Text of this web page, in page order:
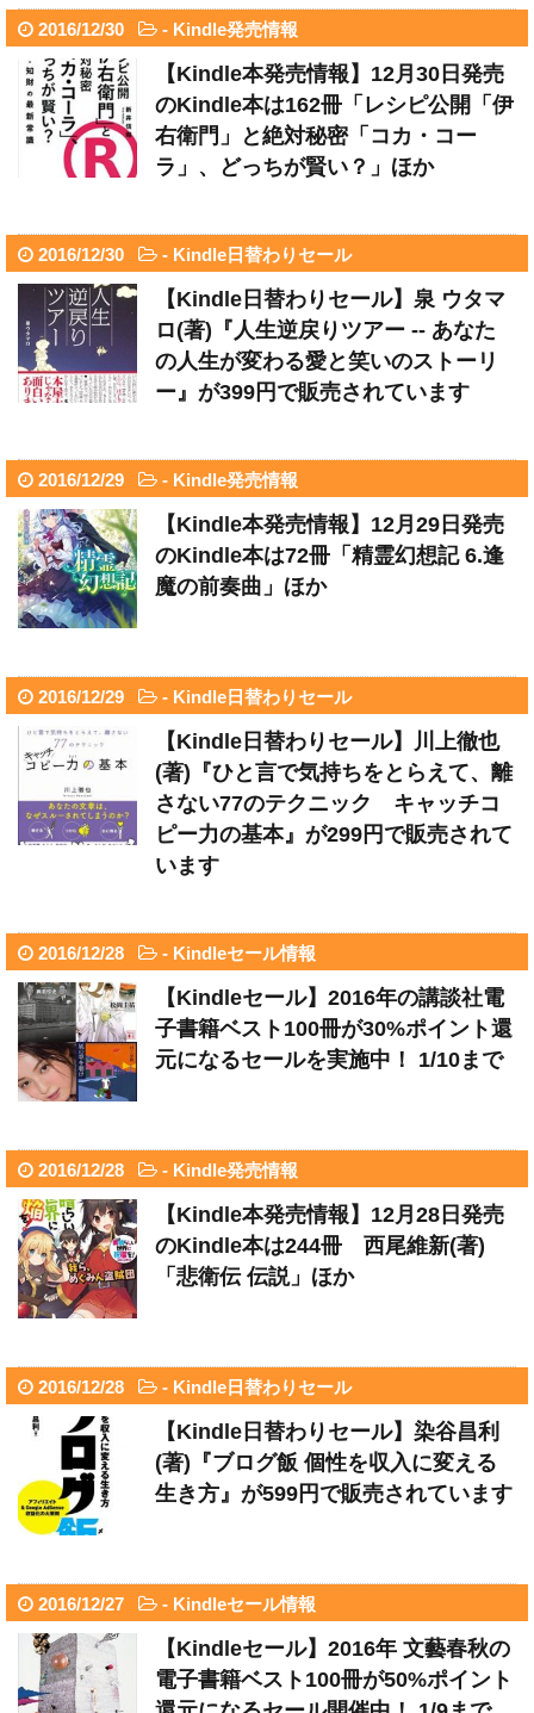
2016/12/30 - Kindle発売情報
【Kindle本発売情報】12月30日発売
のKindle本は162冊「レシピ公開「伊
右衛門」と絶対秘密「コカ・コー
ラ」、どっちが賢い？」ほか
2016/12/30 - Kindle日替わりセール
【Kindle日替わりセール】泉 ウタマ
ロ(著)『人生逆戻りツアー -- あなた
の人生が変わる愛と笑いのストーリ
ー』が399円で販売されています
2016/12/29 - Kindle発売情報
【Kindle本発売情報】12月29日発売
のKindle本は72冊「精霊幻想記 6.逢
魔の前奏曲」ほか
2016/12/29 - Kindle日替わりセール
【Kindle日替わりセール】川上徹也
(著)『ひと言で気持ちをとらえて、離
さない77のテクニック キャッチコ
ピー力の基本』が299円で販売されて
います
2016/12/28 - Kindleセール情報
【Kindleセール】2016年の講談社電
子書籍ベスト100冊が30%ポイント還
元になるセールを実施中！ 1/10まで
2016/12/28 - Kindle発売情報
【Kindle本発売情報】12月28日発売
のKindle本は244冊 西尾維新(著)
「悲衛伝 伝説」ほか
2016/12/28 - Kindle日替わりセール
【Kindle日替わりセール】染谷昌利
(著)『ブログ飯 個性を収入に変える
生き方』が599円で販売されています
2016/12/27 - Kindleセール情報
【Kindleセール】2016年 文藝春秋の
電子書籍ベスト100冊が50%ポイント